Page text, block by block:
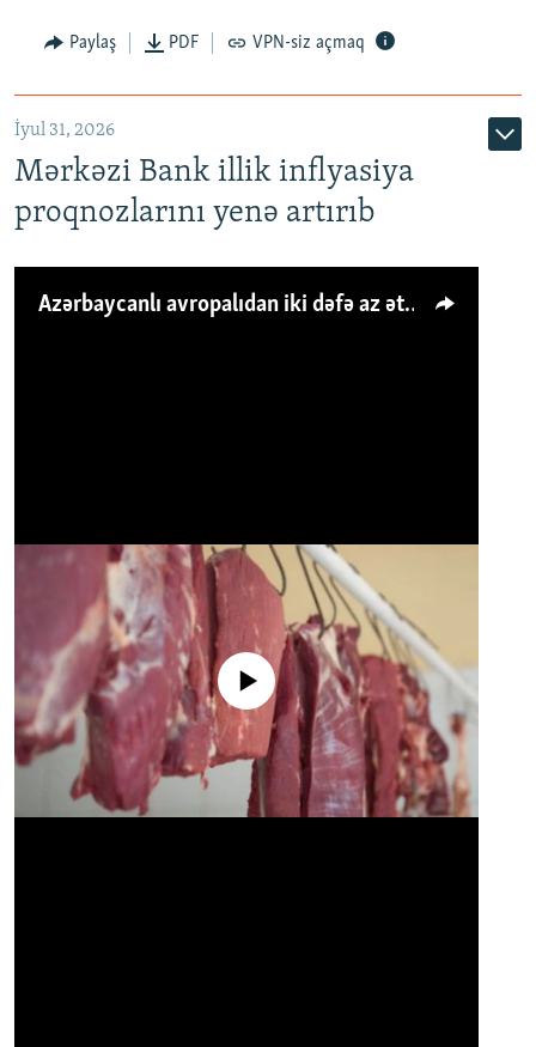
Paylaş PDF VPN-siz açmaq
İyul 31, 2026
Mərkəzi Bank illik inflyasiya
proqnozlarını yenə artırıb
Azərbaycanlı avropalıdan iki dəfə az ət yeyir, amma... 'Qiymət artımı qaçılmazdır'
No media source currently available